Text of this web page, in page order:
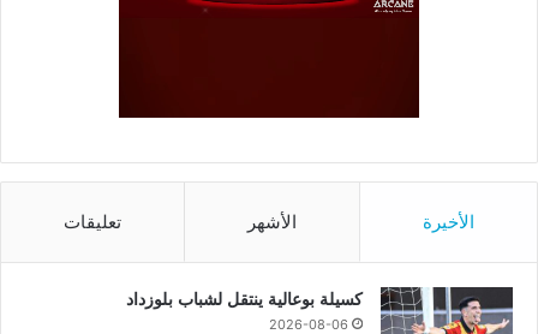
الأخيرة الأشهر تعليقات
كسيلة بوعالية ينتقل لشباب بلوزداد
2026-08-06